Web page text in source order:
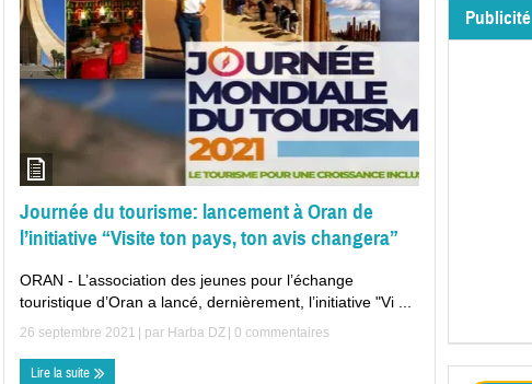
Journée du tourisme: lancement à Oran de
l’initiative “Visite ton pays, ton avis changera”
ORAN - L’association des jeunes pour l’échange
touristique d’Oran a lancé, dernièrement, l’initiative "Vi ...
26 septembre 2021 | par Harba DZ 0 commentaires
Lire la suite
Publicité